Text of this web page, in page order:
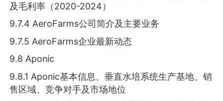
及毛利率（2020-2024）
9.7.4 AeroFarms公司简介及主要业务
9.7.5 AeroFarms企业最新动态
9.8 Aponic
9.8.1 Aponic基本信息、垂直水培系统生产基地、销
售区域、竞争对手及市场地位